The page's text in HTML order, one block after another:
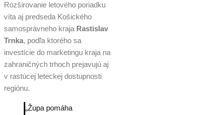
Rozširovanie letového poriadku
víta aj predseda Košického
samosprávneho kraja Rastislav
Trnka, podľa ktorého sa
investície do marketingu kraja na
zahraničných trhoch prejavujú aj
v rastúcej leteckej dostupnosti
regiónu.
„Župa pomáha